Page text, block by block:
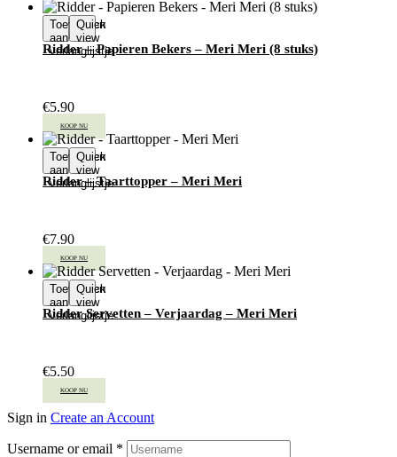
Toevoegen
aan
verlanglijstje
Quick
view
Ridder – Papieren Bekers – Meri Meri (8 stuks)
€5.90
KOOP NU
Toevoegen
aan
verlanglijstje
Quick
view
Ridder – Taarttopper – Meri Meri
€7.90
KOOP NU
Toevoegen
aan
verlanglijstje
Quick
view
Ridder Servetten – Verjaardag – Meri Meri
€5.50
KOOP NU
Sign in Create an Account
Username or email *